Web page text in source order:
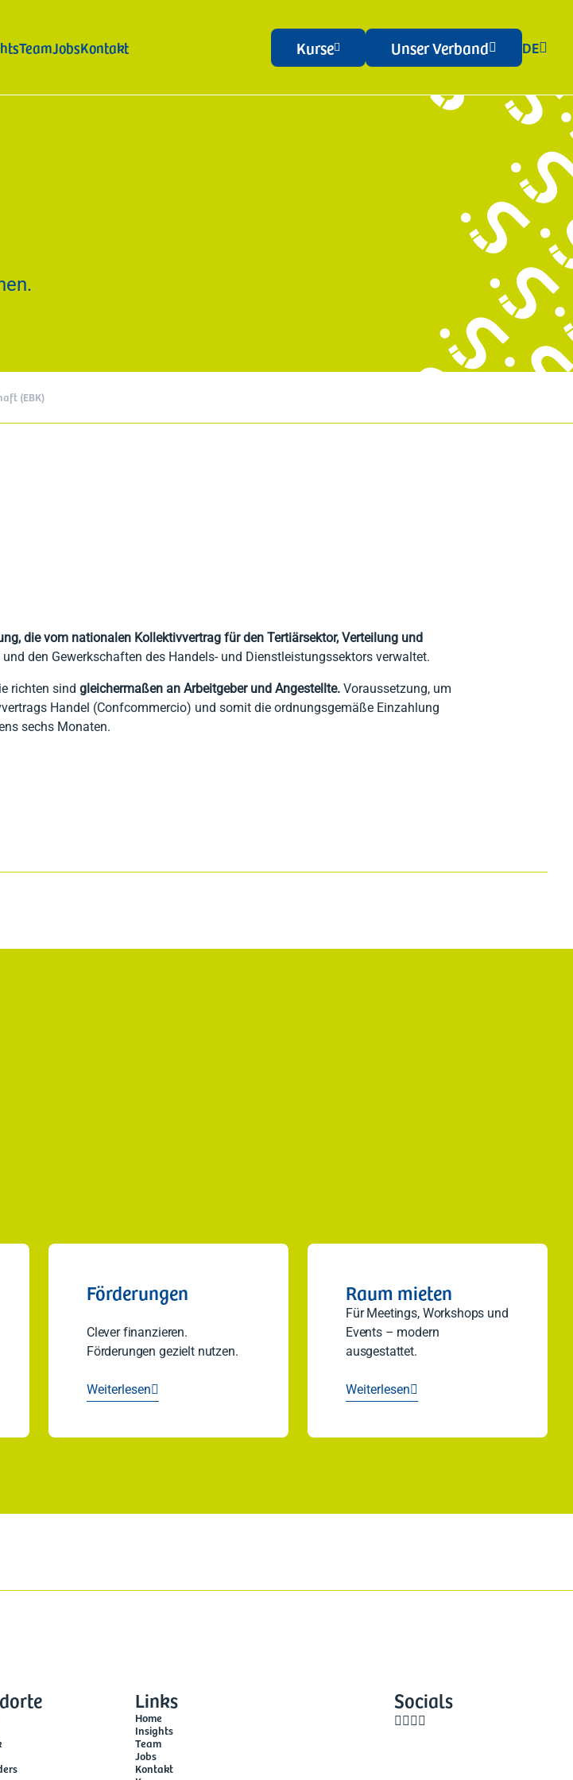
ErbschaftserklärungDSU & ISEE
TeamJobsKontakt Kurse Unser Verband DE
(EBK)
die vom nationalen Kollektivvertrag für den Tertiärsektor, Verteilung und
den Gewerkschaften des Handels- und Dienstleistungssektors verwaltet.
richten sind gleichermaßen an Arbeitgeber und Angestellte. Voraussetzung, um
Handel (Confcommercio) und somit die ordnungsgemäße Einzahlung
sechs Monaten.
Förderungen
Clever finanzieren.
Förderungen gezielt nutzen.
Weiterlesen
Raum mieten
Für Meetings, Workshops und
Events – modern
ausgestattet.
Weiterlesen
Links
Home
Insights
Team
Jobs
Kontakt
Socials
   